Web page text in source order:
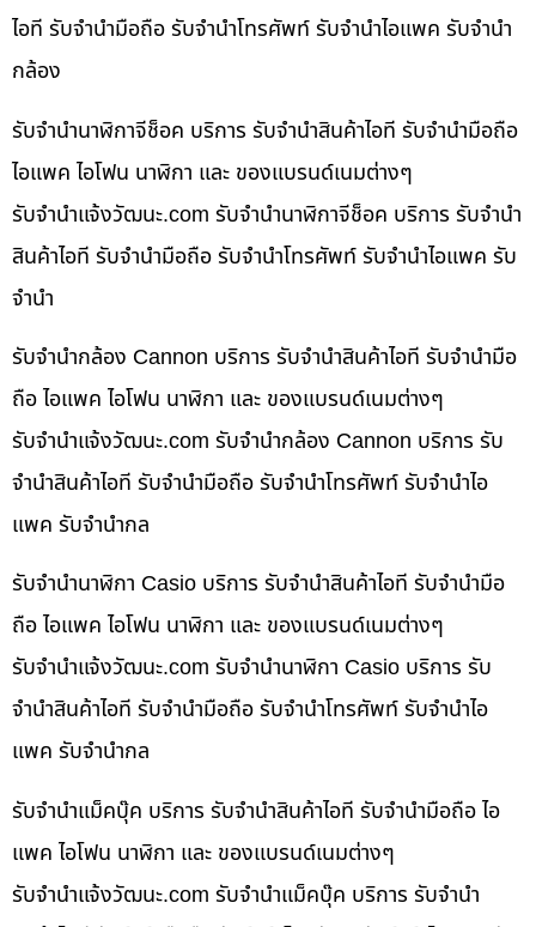
ไอที รับจำนำมือถือ รับจำนำโทรศัพท์ รับจำนำไอแพค รับจำนำ
กล้อง
รับจำนำนาฬิกาจีช็อค บริการ รับจำนำสินค้าไอที รับจำนำมือถือ
ไอแพค ไอโฟน นาฬิกา และ ของแบรนด์เนมต่างๆ
รับจํานําแจ้งวัฒนะ.com รับจำนำนาฬิกาจีช็อค บริการ รับจำนำ
สินค้าไอที รับจำนำมือถือ รับจำนำโทรศัพท์ รับจำนำไอแพค รับ
จำนำ
รับจำนำกล้อง Cannon บริการ รับจำนำสินค้าไอที รับจำนำมือ
ถือ ไอแพค ไอโฟน นาฬิกา และ ของแบรนด์เนมต่างๆ
รับจํานําแจ้งวัฒนะ.com รับจำนำกล้อง Cannon บริการ รับ
จำนำสินค้าไอที รับจำนำมือถือ รับจำนำโทรศัพท์ รับจำนำไอ
แพค รับจำนำกล
รับจำนำนาฬิกา Casio บริการ รับจำนำสินค้าไอที รับจำนำมือ
ถือ ไอแพค ไอโฟน นาฬิกา และ ของแบรนด์เนมต่างๆ
รับจํานําแจ้งวัฒนะ.com รับจำนำนาฬิกา Casio บริการ รับ
จำนำสินค้าไอที รับจำนำมือถือ รับจำนำโทรศัพท์ รับจำนำไอ
แพค รับจำนำกล
รับจำนำแม็คบุ๊ค บริการ รับจำนำสินค้าไอที รับจำนำมือถือ ไอ
แพค ไอโฟน นาฬิกา และ ของแบรนด์เนมต่างๆ
รับจํานําแจ้งวัฒนะ.com รับจำนำแม็คบุ๊ค บริการ รับจำนำ